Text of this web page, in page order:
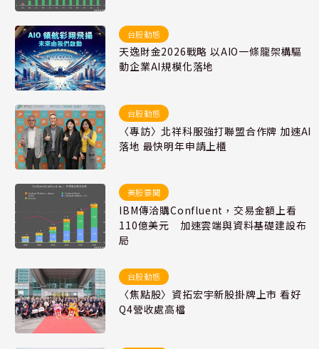
台股動態
天逸財金2026戰略 以AIO一條龍架構驅
動企業AI規模化落地
台股動態
〈專訪〉北祥科服強打聯盟合作牌 加速AI
落地 最快明年申請上櫃
美股要聞
IBM傳洽購Confluent，交易金額上看
110億美元 加速雲端與資料基礎建設布
局
台股動態
〈焦點股〉資拓宏宇新股掛牌上市 看好
Q4營收處高檔